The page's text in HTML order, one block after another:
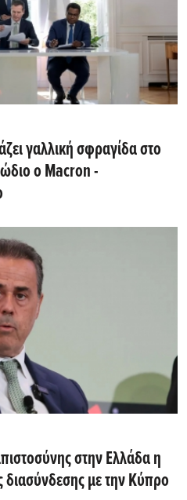
γαλλική σφραγίδα στο
ο Macron -
στην Ελλάδα η
με την Κύπρο